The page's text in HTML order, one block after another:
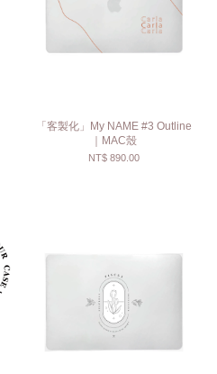
「客製化」My NAME #3 Outline
｜MAC殼
NT$ 890.00